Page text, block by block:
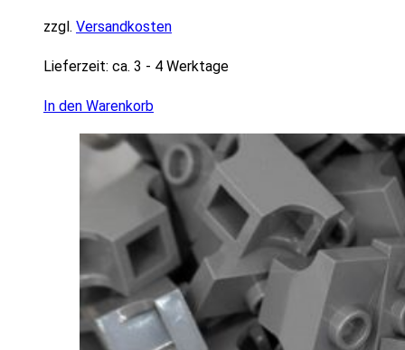
zzgl. Versandkosten
Lieferzeit: ca. 3 - 4 Werktage
In den Warenkorb